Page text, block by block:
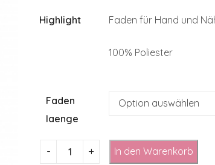
Highlight Faden für Hand und
100% Poliester
Faden
laenge
In den Warenkorb